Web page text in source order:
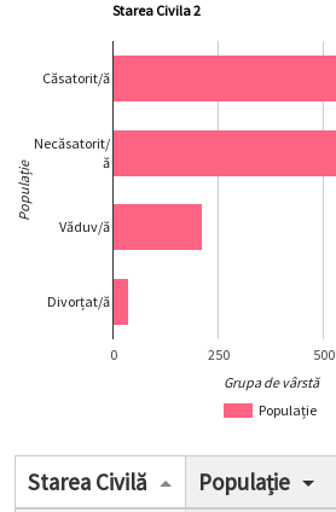
Starea Civila 2
Populație
0 250 500
Căsatorit/ă
Necăsatorit/
ă
Văduv/ă
Divorțat/ă
Grupa de vârstă
Populație
Starea Civilă Populație